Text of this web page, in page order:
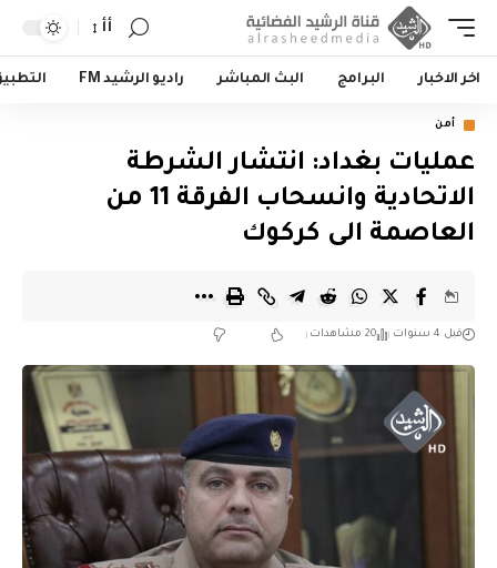
أأ
اخر الاخبار البرامج البث المباشر راديو الرشيد FM
أمن
عمليات بغداد: انتشار الشرطة
الاتحادية وانسحاب الفرقة 11 من
العاصمة الى كركوك
قبل 4 سنوات 20 مشاهدات